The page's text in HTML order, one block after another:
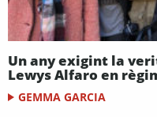
Un any exigint la
Lewys Alfaro en
GEMMA GARCIA